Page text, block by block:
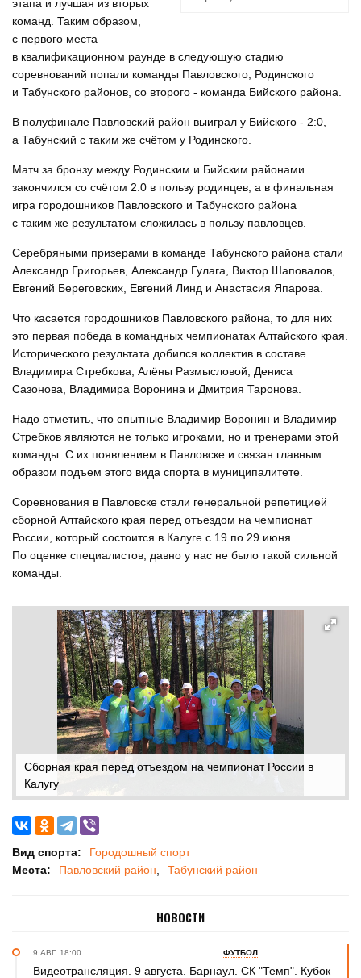
этапа и лучшая из вторых
команд. Таким образом,
с первого места
в квалификационном раунде в следующую стадию
соревнований попали команды Павловского, Родинского
и Табунского районов, со второго - команда Бийского района.
В полуфинале Павловский район выиграл у Бийского - 2:0,
а Табунский с таким же счётом у Родинского.
Матч за бронзу между Родинским и Бийским районами
закончился со счётом 2:0 в пользу родинцев, а в финальная
игра городошников Павловского и Табунского района
с таким же результатом сложилась в пользу павловцев.
Серебряными призерами в команде Табунского района стали
Александр Григорьев, Александр Гулага, Виктор Шаповалов,
Евгений Береговских, Евгений Линд и Анастасия Япарова.
Что касается городошников Павловского района, то для них
это первая победа в командных чемпионатах Алтайского края.
Исторического результата добился коллектив в составе
Владимира Стребкова, Алёны Размысловой, Дениса
Сазонова, Владимира Воронина и Дмитрия Таронова.
Надо отметить, что опытные Владимир Воронин и Владимир
Стребков являются не только игроками, но и тренерами этой
команды. С их появлением в Павловске и связан главным
образом подъем этого вида спорта в муниципалитете.
Соревнования в Павловске стали генеральной репетицией
сборной Алтайского края перед отъездом на чемпионат
России, который состоится в Калуге с 19 по 29 июня.
По оценке специалистов, давно у нас не было такой сильной
команды.
Сборная края перед отъездом на чемпионат России в
Калугу
Вид спорта:
Городошный спорт
Места:
Павловский район Табунский район
НОВОСТИ
9 АВГ. 18:00 ФУТБОЛ
Видеотрансляция. 9 августа. Барнаул. СК "Темп". Кубок